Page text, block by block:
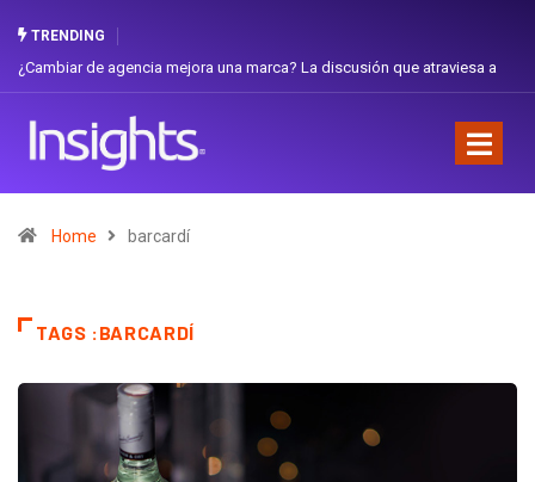
TRENDING
¿Cambiar de agencia mejora una marca? La discusión que atraviesa a
Home barcardí
TAGS :BARCARDÍ